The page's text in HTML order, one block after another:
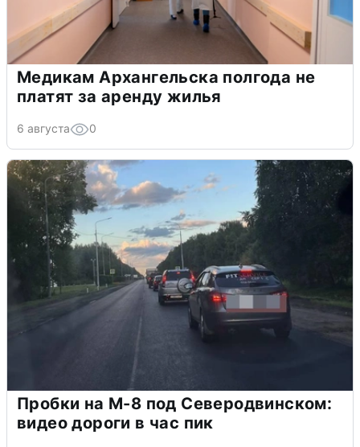
Медикам Архангельска полгода не
платят за аренду жилья
6 августа 0
Пробки на М-8 под Северодвинском:
видео дороги в час пик